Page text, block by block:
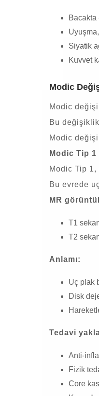
Bacakta
Uyuşma,
Siyatik
Kuvvet
Modic
Modic
Bu
Modic
Modic Tip 1
Modic Tip
Bu evrede
MR
T1
T2
Anlamı:
Uç plak
Disk
Tedavi
Anti-
Fizik
Core